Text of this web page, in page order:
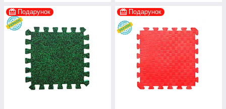
Подарунок Подарунок